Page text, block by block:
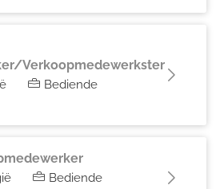
Verkoopmedewerkster
Bediende
Bediende